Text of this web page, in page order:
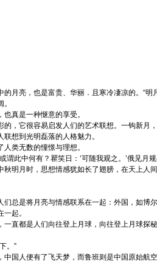
月亮，也是富贵、华丽．且寒冷凄凉的。“明
真是一种惬意的享受。
，它很容易启发人们的艺术联想。一钩新月
想到光明磊落的人格魅力。
类无数的憧憬与理想。
此中何有？瞿笑日：‘可随我观之。’俄见月
明月时，思想情感犹如长了翅膀，在天上人
总是将月亮与情感联系在一起：外国，如博
起。
直都是人们向往登上月球，向往登上月球探秘
。”
国人便有了飞天梦，而鲁班则是中国原始航空